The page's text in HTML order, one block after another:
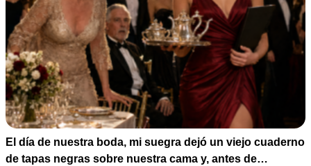
El día de nuestra boda, mi suegra dejó un viejo cuaderno
de tapas negras sobre nuestra cama y, antes de